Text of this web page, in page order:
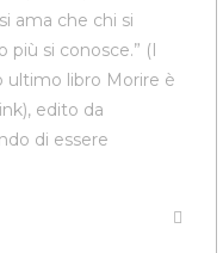
ama che chi si
più si conosce.” (I
ultimo libro Morire è
edito da
di essere